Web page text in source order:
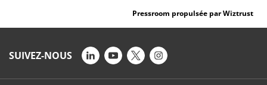
Pressroom propulsée par Wiztrust
SUIVEZ-NOUS